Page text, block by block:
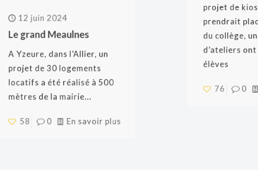
autour de la
projet de
prendrait
du collège,
élèves
12 juin 2024
Le grand Meaulnes
A Yzeure, dans l’Allier, un
projet de 30 logements
locatifs a été réalisé à 500
mètres de la mairie...